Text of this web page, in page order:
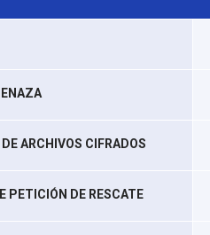
ARCHIVOS CIFRADOS
PETICIÓN DE RESCATE